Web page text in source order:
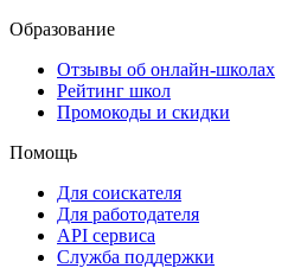
Образование
Отзывы об онлайн-школах
Рейтинг школ
Промокоды и скидки
Помощь
Для соискателя
Для работодателя
API сервиса
Служба поддержки